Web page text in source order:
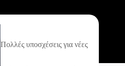
Πολλές υποσχέσεις για νέες